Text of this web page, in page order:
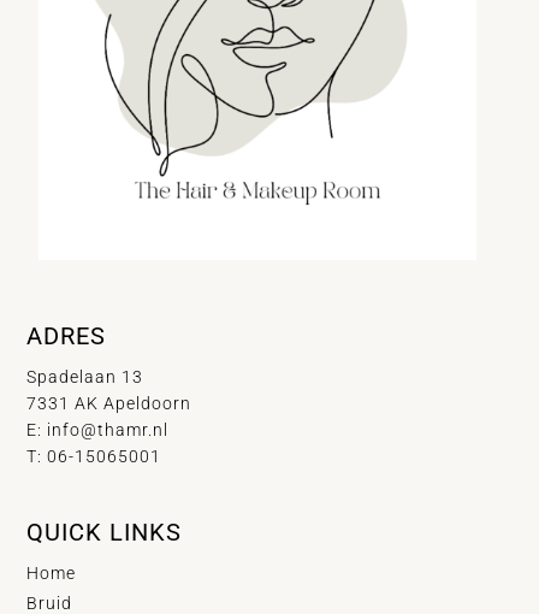
ADRES
Spadelaan 13
7331 AK Apeldoorn
E: info@thamr.nl
T: 06-15065001
QUICK LINKS
Home
Bruid